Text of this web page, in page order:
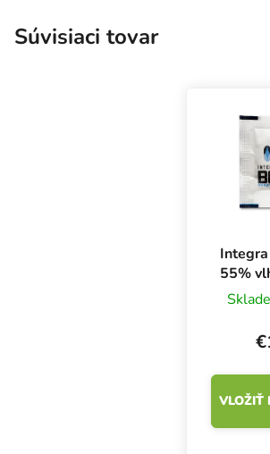
Súvisiaci tovar
55%
VLOŽIŤ